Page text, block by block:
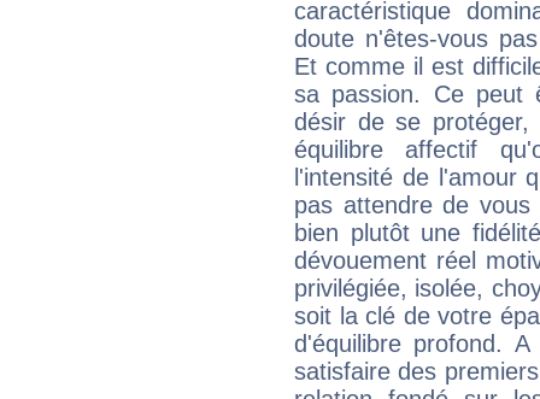
caractéristique
doute n'êtes-vous
Et comme il est
sa passion. Ce peut
désir de se
équilibre affectif
l'intensité de l'amour
pas attendre de vous
bien plutôt une
dévouement réel
privilégiée, isolée,
soit la clé de votre
d'équilibre profond.
satisfaire des